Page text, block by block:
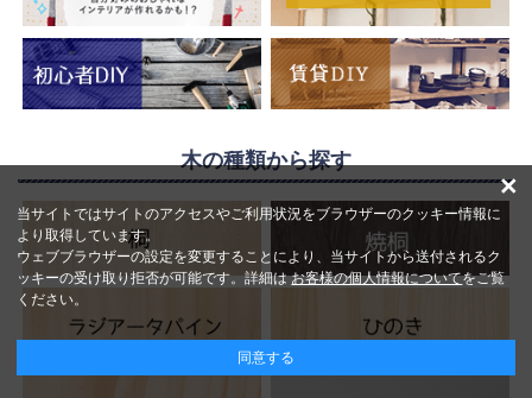
木の種類から探す
当サイトではサイトのアクセスやご利用状況をブラウザーのクッキー情報に
より取得しています。
ウェブブラウザーの設定を変更することにより、当サイトから送付されるク
ッキーの受け取り拒否が可能です。詳細はお客様の個人情報についてをご覧
ください。
同意する
×